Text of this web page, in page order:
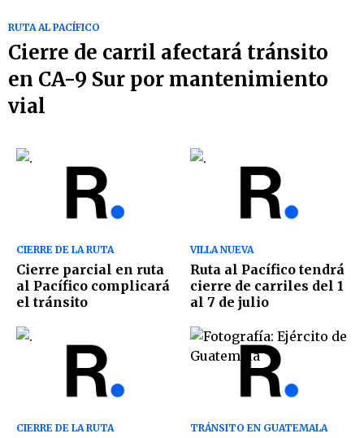
RUTA AL PACÍFICO
Cierre de carril afectará tránsito
en CA-9 Sur por mantenimiento
vial
CIERRE DE LA RUTA
Cierre parcial en ruta
al Pacífico complicará
el tránsito
VILLA NUEVA
Ruta al Pacífico tendrá
cierre de carriles del 1
al 7 de julio
CIERRE DE LA RUTA TRÁNSITO EN GUATEMALA